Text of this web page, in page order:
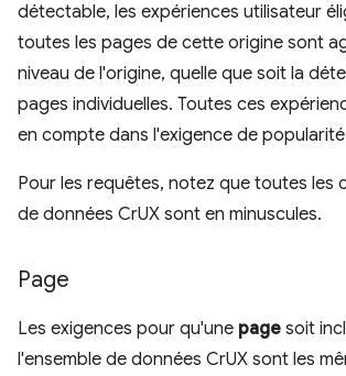
détectable, les expériences utilisateur
toutes les pages de cette origine sont
niveau de l'origine, quelle que soit la
pages individuelles. Toutes ces
en compte dans l'exigence de
Pour les requêtes, notez que toutes les
de données CrUX sont en minuscules.
Page
Les exigences pour qu'une page soit
l'ensemble de données CrUX sont les